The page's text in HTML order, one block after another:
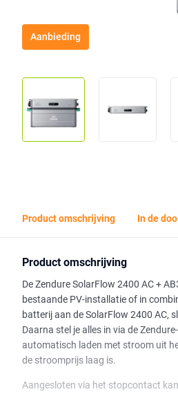
Aanbieding
Product omschrijving In de
Product omschrijving
De Zendure SolarFlow 2400 AC +
bestaande PV-installatie of in
batterij aan de SolarFlow 2400 AC,
Daarna stel je alles in via de
automatisch laden met stroom uit
de stroomprijs laag is.
Aangesloten via het stopcontact